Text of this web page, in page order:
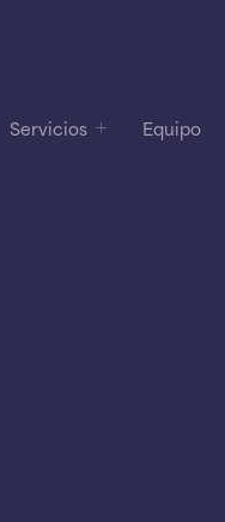
Servicios Equipo